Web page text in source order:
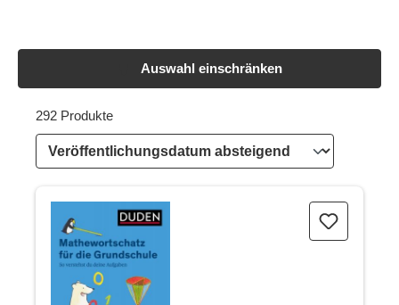
Auswahl einschränken
292 Produkte
32 von 292 Produkten werden angezeigt
292 Produkte
Mathewortschatz für die Grundschule